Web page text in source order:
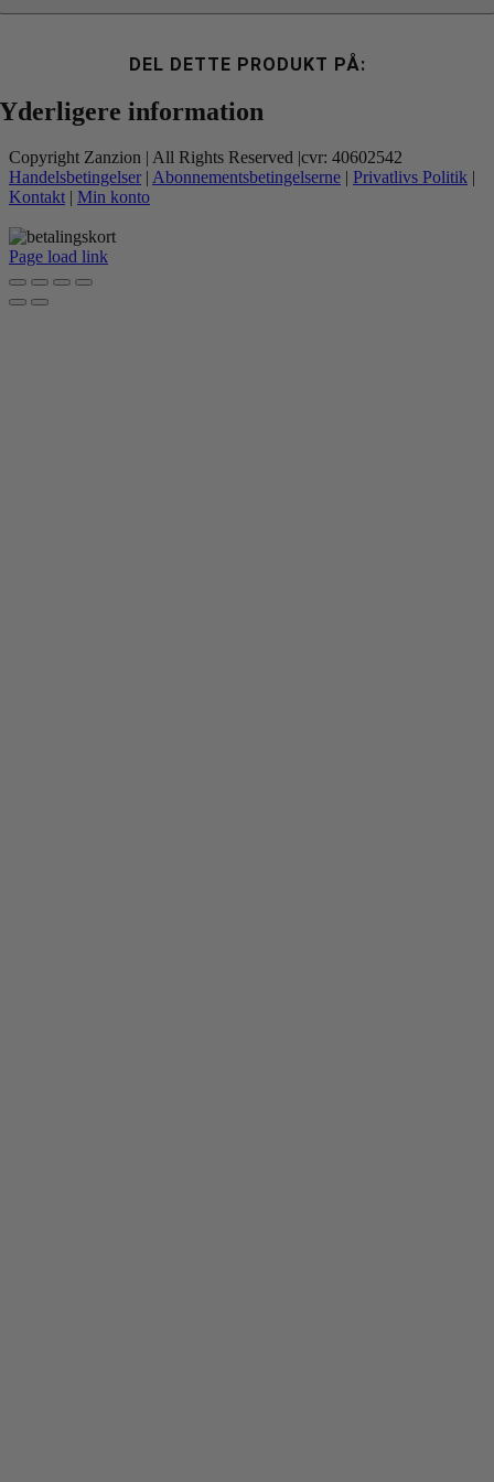
DEL DETTE PRODUKT PÅ:
Yderligere information
Copyright Zanzion | All Rights Reserved |cvr: 40602542
Handelsbetingelser | Abonnementsbetingelserne | Privatlivs Politik |
Kontakt | Min konto
Page load link